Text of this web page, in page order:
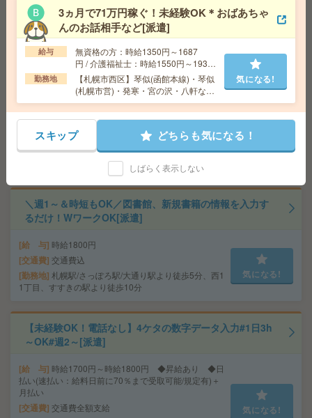
交通費 全額支給
勤務地
大通駅徒歩3分 ※最寄り駅・チカホから徒歩3
分の駅チカオフィス！
気になる!
【50代～60代活躍】経験を活かす落着いた職場*補助金支
援＊事務[派遣]
給 与 時給1300円＋交
交通費 交通費支給有
勤務地 札幌市営南北線 さっぽろ駅 徒歩10分/札幌市
営東西線 西11丁目駅 徒歩11分
気になる!
＼週1～＆時短もOK／図書館、新規書籍の情報を入力す
るだけ！WワークOK[派遣]
給 与 時給1800円
交通費 交通費込
勤務地 札幌駅/さっぽろ駅/大通り駅より徒歩5分、西1
1丁目、すすきの駅より徒歩10分
気になる!
【未経験OK！電話なし】4ケタの数字データ入力#1日3h
～OK#週2～[派遣]
給 与 時給1700円～時給1800円 ◆昇給あり ◆日
払い(速払い：給料日前に70％まで受取可能/規定有)＋
月払い
交通費 交通費全額支給 気になる!
3ヵ月で71万円稼ぐ！未経験OK＊おばあちゃ
んのお話相手など[派遣]
給与
無資格の方：時給1350円～1687
円 / 介護福祉士：時給1550円～1937
円 / 初任者以上：時給1450円～1812
円
勤務地
【札幌市西区】琴似(函館本線)・琴似
(札幌市営)・発寒・宮の沢・八軒など
勤務地多数！
気になる!
スキップ どちらも気になる！
しばらく表示しない